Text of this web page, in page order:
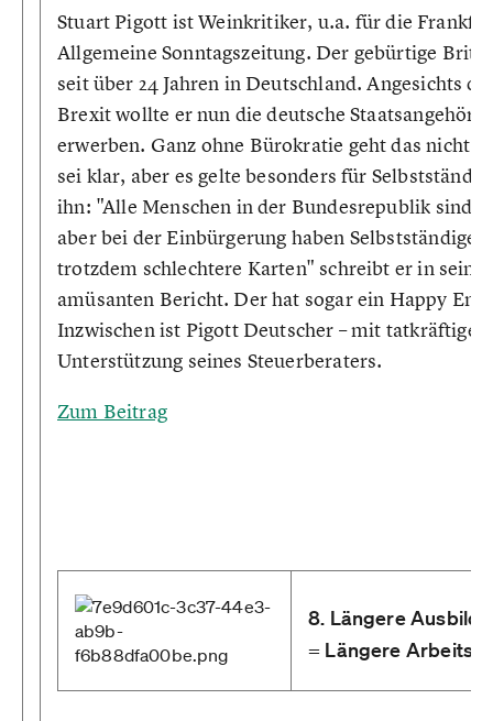
Stuart Pigott ist Weinkritiker, u.a. für die
Allgemeine Sonntagszeitung. Der gebürtige Brite
seit über 24 Jahren in Deutschland. Angesichts
Brexit wollte er nun die deutsche
erwerben. Ganz ohne Bürokratie geht das nicht.
sei klar, aber es gelte besonders für
ihn: "Alle Menschen in der Bundesrepublik sind
aber bei der Einbürgerung haben Selbstständige
trotzdem schlechtere Karten" schreibt er in
amüsanten Bericht. Der hat sogar ein Happy End:
Inzwischen ist Pigott Deutscher – mit tatkräftiger
Unterstützung seines Steuerberaters.
Zum Beitrag
8. Längere
= Längere